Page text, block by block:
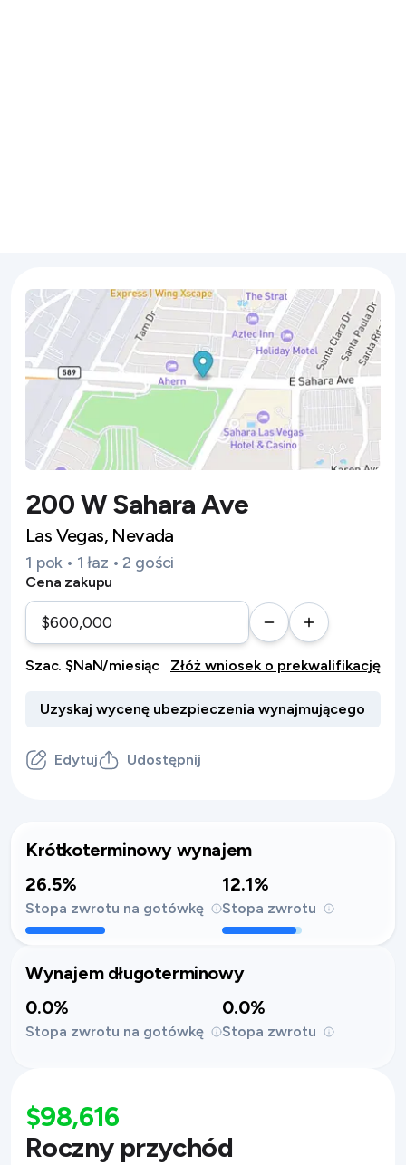
200 W Sahara Ave
Las Vegas, Nevada
1 pok • 1 łaz • 2 gości
Cena zakupu
Szac. $NaN/miesiąc Złóż wniosek o prekwalifikację
Edytuj Udostępnij
Krótkoterminowy wynajem
26.5%
Stopa zwrotu na gotówkę
12.1%
Stopa zwrotu
Wynajem długoterminowy
0.0%
Stopa zwrotu na gotówkę
0.0%
Stopa zwrotu
$98,616
Roczny przychód